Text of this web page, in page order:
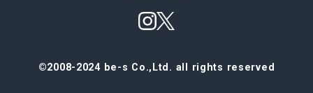
©2008-2024 be-s Co.,Ltd. all rights reserved